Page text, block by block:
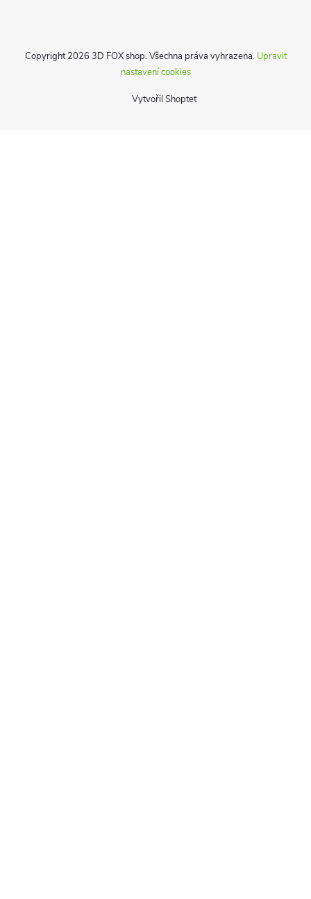
Vytvořil Shoptet
Copyright 2026 3D FOX shop. Všechna práva vyhrazena. Upravit
nastavení cookies